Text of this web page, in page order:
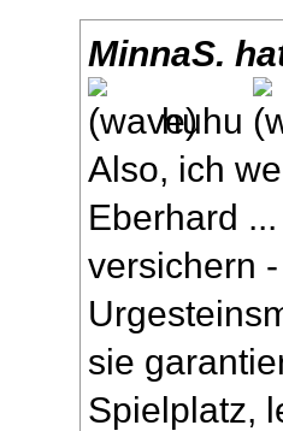
MinnaS.
huhu
Also, ich
Eberhard
versichern
sie
Spielplatz,